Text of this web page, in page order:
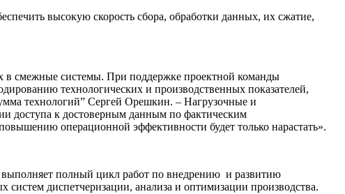
высокую скорость сбора, обработки данных, их сжатие,
в смежные системы. При поддержке проектной команды
технологических и производственных показателей,
технологий” Сергей Орешкин. – Нагрузочные и
доступа к достоверным данным по фактическим
операционной эффективности будет только нарастать».
полный цикл работ по внедрению и развитию
диспетчеризации, анализа и оптимизации производства.